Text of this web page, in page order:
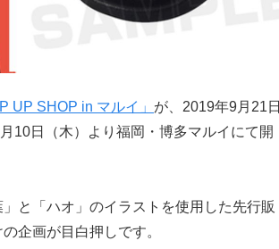
UP SHOP in マルイ」 が、2019年9月21日
10日（木）より福岡・博多マルイにて開
と「ハオ」のイラストを使用した先行販
企画が目白押しです。